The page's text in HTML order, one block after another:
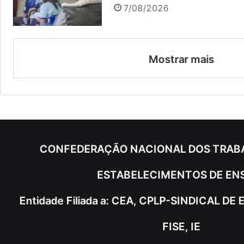
7/08/2026
Mostrar mais
CONFEDERAÇÃO NACIONAL DOS
ESTABELECIMENTOS DE
Entidade Filiada a: CEA, CPLP-SINDICAL DE
FISE, IE